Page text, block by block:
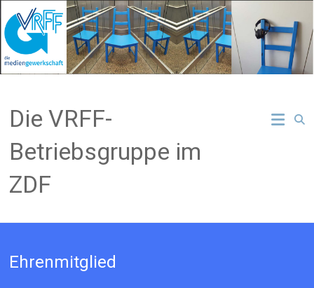
Inhalt
springen
Die VRFF-
Betriebsgruppe im
ZDF
Ehrenmitglied